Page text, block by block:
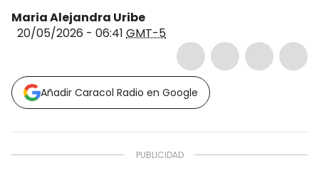
Maria Alejandra Uribe
20/05/2026 - 06:41 GMT-5
Añadir Caracol Radio en Google